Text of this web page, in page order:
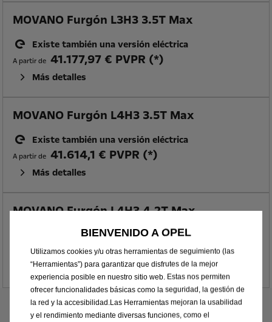
MOVANO Furgón L3H3 3.5T Max
Existe también una versión eléctrica
A partir de 41.177,97 € PVPR (*)
Más detalles
MOVANO Furgón L4H3 3.5T Max
Existe también una versión eléctrica
A partir de 41.614,1 € PVPR (*)
Más detalles
MOVANO Furgón L4H3 4.2T Max
Existe también una versión eléctrica
A partir de 47.578,12 € PVPR (*)
Más detalles
Información legal
BIENVENIDO A OPEL
Utilizamos cookies y/u otras herramientas de seguimiento (las
“Herramientas”) para garantizar que disfrutes de la mejor
experiencia posible en nuestro sitio web. Estas nos permiten
ofrecer funcionalidades básicas como la seguridad, la gestión de
la red y la accesibilidad.Las Herramientas mejoran la usabilidad
y el rendimiento mediante diversas funciones, como el